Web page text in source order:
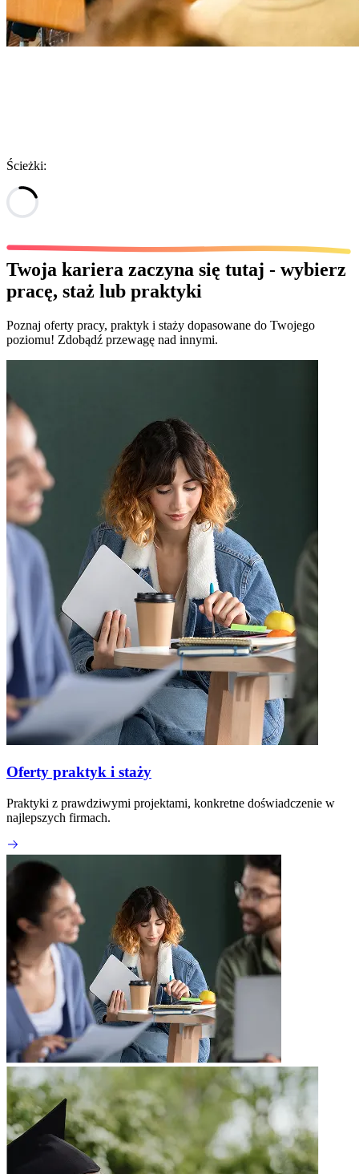
Ścieżki:
Twoja kariera zaczyna się tutaj - wybierz
pracę, staż lub praktyki
Poznaj oferty pracy, praktyk i staży dopasowane do Twojego
poziomu! Zdobądź przewagę nad innymi.
Oferty praktyk i staży
Praktyki z prawdziwymi projektami, konkretne doświadczenie w
najlepszych firmach.